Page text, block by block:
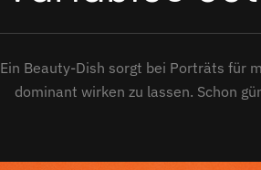
Ein Beauty-Dish sorgt bei Porträts für
dominant wirken zu lassen. Schon